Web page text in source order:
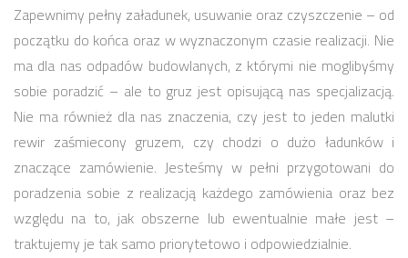
Zapewnimy pełny załadunek, usuwanie oraz czyszczenie – od
początku do końca oraz w wyznaczonym czasie realizacji. Nie
ma dla nas odpadów budowlanych, z którymi nie moglibyśmy
sobie poradzić – ale to gruz jest opisującą nas specjalizacją.
Nie ma również dla nas znaczenia, czy jest to jeden malutki
rewir zaśmiecony gruzem, czy chodzi o dużo ładunków i
znaczące zamówienie. Jesteśmy w pełni przygotowani do
poradzenia sobie z realizacją każdego zamówienia oraz bez
względu na to, jak obszerne lub ewentualnie małe jest –
traktujemy je tak samo priorytetowo i odpowiedzialnie.